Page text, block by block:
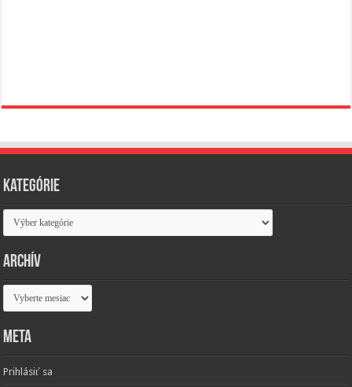
Kategórie
Kategórie
Archív
Archív
Meta
Prihlásiť sa